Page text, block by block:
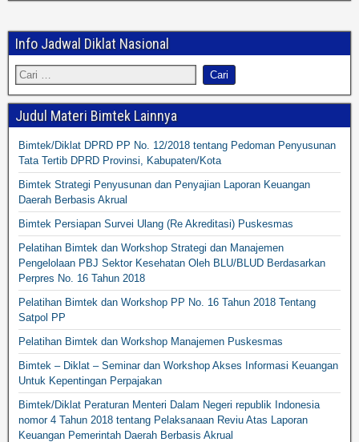
Info Jadwal Diklat Nasional
Judul Materi Bimtek Lainnya
Bimtek/Diklat DPRD PP No. 12/2018 tentang Pedoman Penyusunan
Tata Tertib DPRD Provinsi, Kabupaten/Kota
Bimtek Strategi Penyusunan dan Penyajian Laporan Keuangan
Daerah Berbasis Akrual
Bimtek Persiapan Survei Ulang (Re Akreditasi) Puskesmas
Pelatihan Bimtek dan Workshop Strategi dan Manajemen
Pengelolaan PBJ Sektor Kesehatan Oleh BLU/BLUD Berdasarkan
Perpres No. 16 Tahun 2018
Pelatihan Bimtek dan Workshop PP No. 16 Tahun 2018 Tentang
Satpol PP
Pelatihan Bimtek dan Workshop Manajemen Puskesmas
Bimtek – Diklat – Seminar dan Workshop Akses Informasi Keuangan
Untuk Kepentingan Perpajakan
Bimtek/Diklat Peraturan Menteri Dalam Negeri republik Indonesia
nomor 4 Tahun 2018 tentang Pelaksanaan Reviu Atas Laporan
Keuangan Pemerintah Daerah Berbasis Akrual